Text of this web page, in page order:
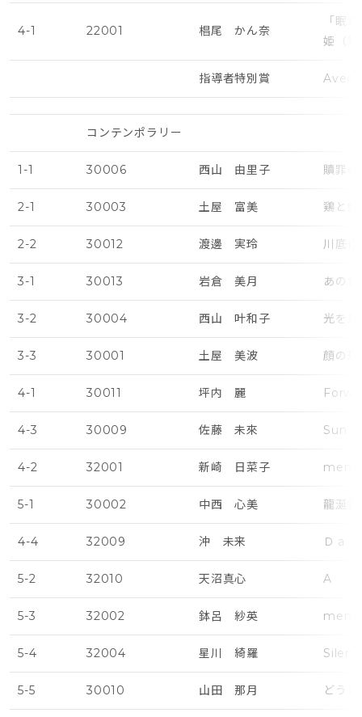
4-1 22001 椙尾 かん奈
「眠
姫（
指導者特別賞 Avec
コンテンポラリー
1-1 30006 西山 由里子 贖罪
2-1 30003 土屋 富美 鶏と
2-2 30012 渡邊 実玲 川底
3-1 30013 岩倉 美月 あの
3-2 30004 西山 叶和子 光を
3-3 30001 土屋 美波 顔の
4-1 30011 坪内 麗
4-3 30009 佐藤 未來 Sun
4-2 32001 新崎 日菜子
5-1 30002 中西 心美 龍涎
4-4 32009 沖 未来 Ｄａ
5-2 32010 天沼真心 A
5-3 32002 鉢呂 紗英
5-4 32004 星川 綺羅
5-5 30010 山田 那月 どう